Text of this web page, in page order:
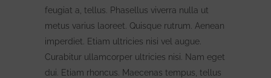
feugiat a, tellus. Phasellus viverra nulla ut
metus varius laoreet. Quisque rutrum. Aenean
imperdiet. Etiam ultricies nisi vel augue.
Curabitur ullamcorper ultricies nisi. Nam eget
dui. Etiam rhoncus. Maecenas tempus, tellus